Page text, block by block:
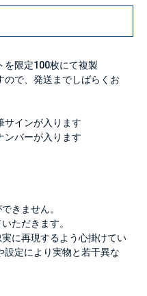
を限定100枚にて複製
ので、発送までしばらくお
サインが入ります
ンバーが入ります
きません。
ただきます。
に再現するよう心掛けてい
設定により実物と若干異な